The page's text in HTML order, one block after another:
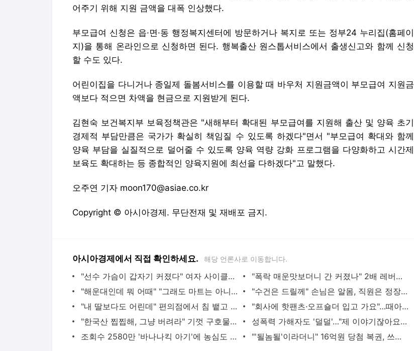
어주기 위해 지원 금액을 대폭 인상했다.
부모급여 신청은 읍·면·동 행정복지센터에 방문하거나 복지로 또는 정부24 누리집(홈페이
지)을 통해 온라인으로 신청하면 된다. 행복출산 원스톱서비스에서 출생신고와 함께 신청
할 수도 있다.
어린이집을 다니거나 종일제 돌봄서비스를 이용할 때 바우처 지원금액이 부모급여 지원금
액보다 적으면 차액을 현금으로 지원받게 된다.
김현숙 보건복지부 보육정책관은 "새해부터 확대된 부모급여를 지원해 출산 및 양육 초기
경제적 부담만큼은 국가가 확실히 책임질 수 있도록 하겠다"면서 "부모급여 확대와 함께
양육 부담을 실질적으로 덜어줄 수 있도록 양육 역량 강화 프로그램을 다양화하고 시간제
보육도 확대하는 등 종합적인 양육지원에 최선을 다하겠다"고 말했다.
오주연 기자 moon170@asiae.co.kr
Copyright © 아시아경제. 무단전재 및 재배포 금지.
아시아경제에서 직접 확인하세요. 해당 언론사로 이동합니다.
"선수 가슴이 갑자기 커졌다" 여자 사이클서 제기된 '브라 패드' 의혹
"폭락 매운맛보더니 간 커졌나" 2배 레버리지 막자 3배 짜리로 날아간 개미들
"해운대인데 뭐 어때" "그래도 마트는 아니지" 점점 뜨거워지는 '비키니 논쟁'
"수건은 드릴께" 손님은 알몸, 직원은 정장…美 식당이 꺼낸 '파격 생존법'
"내 딸보다도 어린데" 편의점에서 침 뱉고 욕설한 10대…경찰은 "미성년이라 처벌 어렵다"
"회사에 핫팬츠·오프숄더 입고 가요"…때아닌 출근 복장 논쟁에 '시끌'
"한국산 찝찝해, 그냥 버려라" 기껏 구호물품 보냈더니…日 누리꾼 '막말'
성폭력 가해자도 '덜덜'…"제 이야기잖아요" 피해자 체험하자 달라졌다 [르포]
조회수 2580만 '바나나킥 아기'에 농심도 '심쿵'…키보다 큰 대형 바나나킥 전달
"'될놈될'이라더니" 16억원 당첨 복권, 쓰레기차 2시간 뒤져 찾은 사연